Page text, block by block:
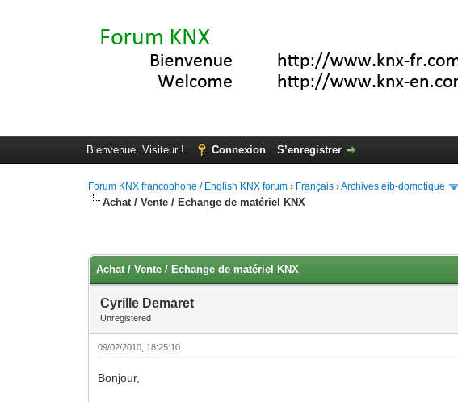
Bienvenue, Visiteur ! Connexion S’enregistrer
Forum KNX francophone / English KNX forum › Français ›Archives eib-domotique
Achat / Vente / Echange de matériel KNX
Achat / Vente / Echange de matériel KNX
Cyrille Demaret
Unregistered
09/02/2010, 18:25:10
Bonjour,